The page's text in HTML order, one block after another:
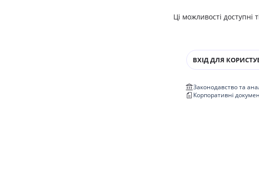
Ці можливості
ВХІД ДЛЯ
Законодавство та
Корпоративні